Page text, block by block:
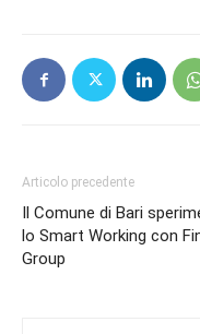
Articolo precedente
Il Comune di Bari
lo Smart Working con
Group